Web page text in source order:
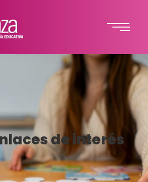
de interés